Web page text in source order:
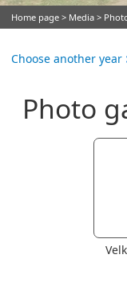
Home page > Media >
Choose another year
Photo